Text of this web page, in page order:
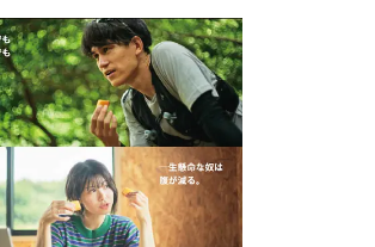
で、様々なイベントで、ぜひご利用ください。